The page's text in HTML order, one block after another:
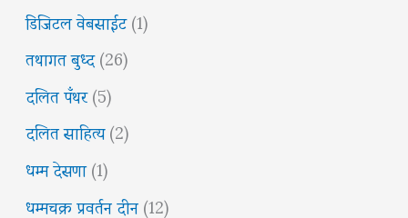
डिजिटल वेबसाईट(1)
तथागत बुध्द(26)
दलित पँथर(5)
दलित साहित्य(2)
धम्म देसणा(1)
धम्मचक्र प्रवर्तन दीन(12)